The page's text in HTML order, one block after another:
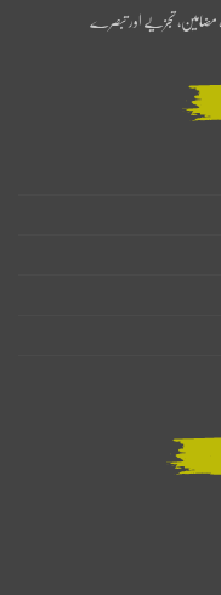
مضامین، تجزیے اور تبصرے